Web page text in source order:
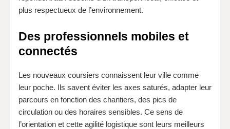
plus respectueux de l’environnement.
Des professionnels mobiles et
connectés
Les nouveaux coursiers connaissent leur ville comme
leur poche. Ils savent éviter les axes saturés, adapter leur
parcours en fonction des chantiers, des pics de
circulation ou des horaires sensibles. Ce sens de
l’orientation et cette agilité logistique sont leurs meilleurs